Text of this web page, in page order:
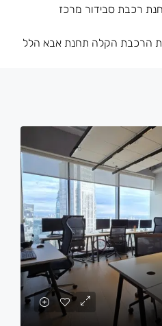
רכבת סבידור מרכז
הרכבת הקלה תחנת אבא הלל